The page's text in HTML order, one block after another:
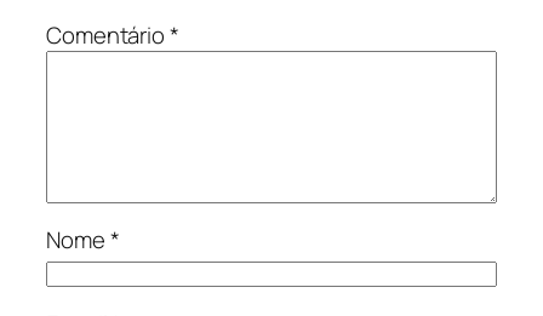
Comentário*
Nome*